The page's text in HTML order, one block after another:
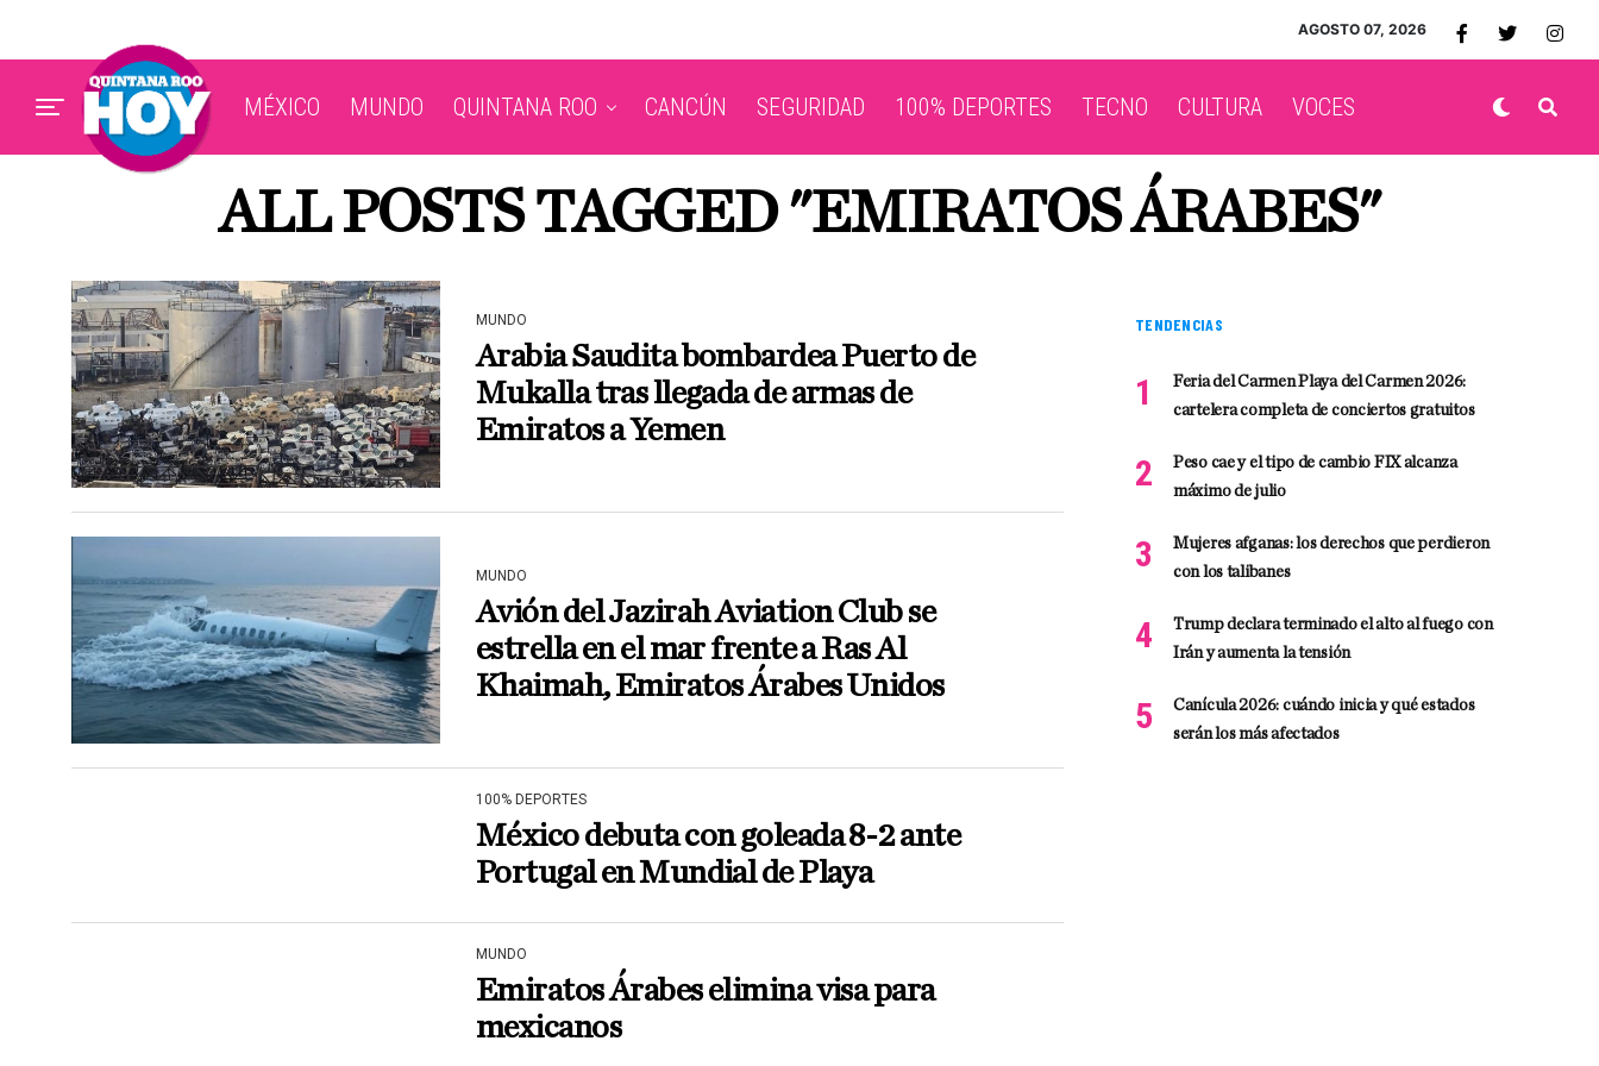
AGOSTO 07, 2026
MÉXICO MUNDO QUINTANA ROO CANCÚN SEGURIDAD 100% DEPORTES TECNO CULTURA VOCES
ALL POSTS TAGGED "EMIRATOS ÁRABES"
MUNDO
Arabia Saudita bombardea Puerto de
Mukalla tras llegada de armas de
Emiratos a Yemen
MUNDO
Avión del Jazirah Aviation Club se
estrella en el mar frente a Ras Al
Khaimah, Emiratos Árabes Unidos
100% DEPORTES
México debuta con goleada 8-2 ante
Portugal en Mundial de Playa
MUNDO
Emiratos Árabes elimina visa para
mexicanos
TENDENCIAS
Feria del Carmen Playa del Carmen 2026:
cartelera completa de conciertos gratuitos
Peso cae y el tipo de cambio FIX alcanza
máximo de julio
Mujeres afganas: los derechos que perdieron
con los talibanes
Trump declara terminado el alto al fuego con
Irán y aumenta la tensión
Canícula 2026: cuándo inicia y qué estados
serán los más afectados